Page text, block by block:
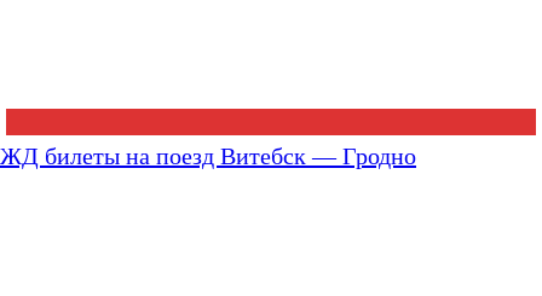
ЖД билеты на поезд Витебск — Гродно